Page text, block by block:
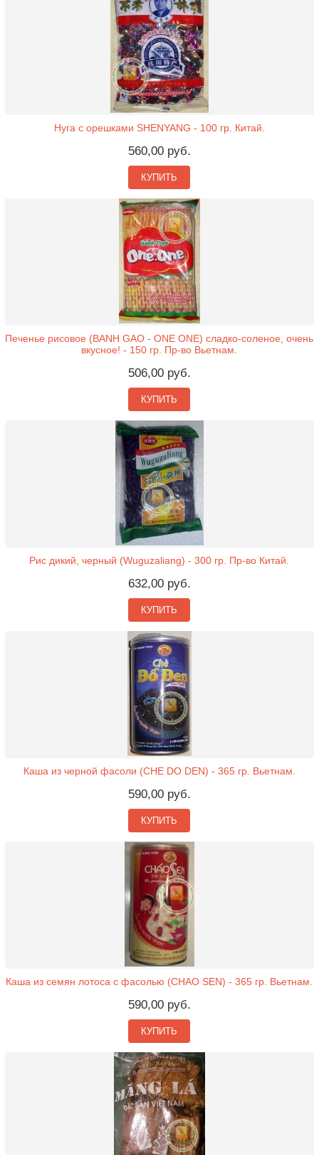
Нуга с орешками SHENYANG - 100 гр. Китай.
560,00 руб.
КУПИТЬ
Печенье рисовое (BANH GAO - ONE ONE) сладко-соленое, очень
вкусное! - 150 гр. Пр-во Вьетнам.
506,00 руб.
КУПИТЬ
Рис дикий, черный (Wuguzaliang) - 300 гр. Пр-во Китай.
632,00 руб.
КУПИТЬ
Каша из черной фасоли (CHE DO DEN) - 365 гр. Вьетнам.
590,00 руб.
КУПИТЬ
Каша из семян лотоса с фасолью (CHAO SEN) - 365 гр. Вьетнам.
590,00 руб.
КУПИТЬ